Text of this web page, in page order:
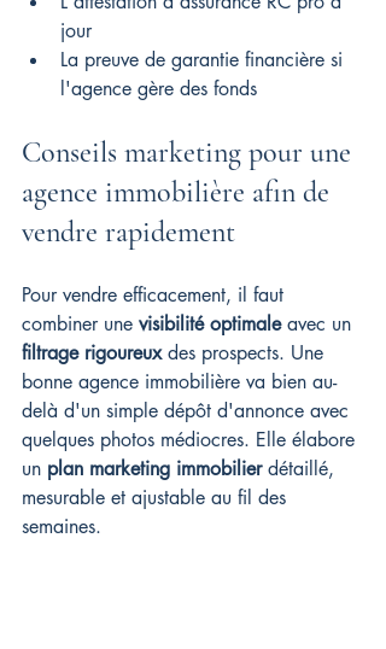
jour
La preuve de garantie financière si
l'agence gère des fonds
Conseils marketing pour une
agence immobilière afin de
vendre rapidement
Pour vendre efficacement, il faut
combiner une visibilité optimale avec un
filtrage rigoureux des prospects. Une
bonne agence immobilière va bien au-
delà d'un simple dépôt d'annonce avec
quelques photos médiocres. Elle élabore
un plan marketing immobilier détaillé,
mesurable et ajustable au fil des
semaines.